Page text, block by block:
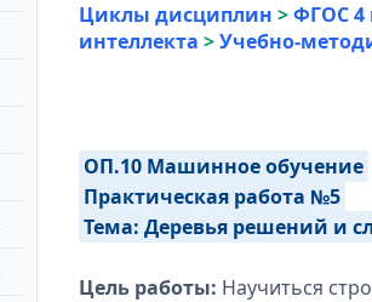
Циклы дисциплин >ФГОС 4
интеллекта >Учебно-
ОП.10 Машинное обучение
Практическая работа №5
Тема: Деревья решений и
Цель работы: Научиться